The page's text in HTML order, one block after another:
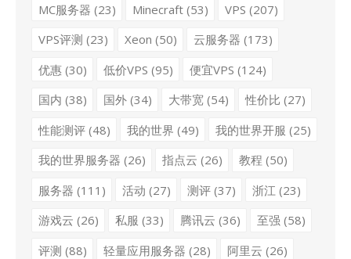
MC服务器 (23) Minecraft(53) VPS (207)
VPS评测 (23) Xeon (50) 云服务器 (173)
优惠(30) 低价VPS (95) 便宜VPS (124)
国内 (38) 国外(34) 大带宽(54) 性价比 (27)
性能测评(48) 我的世界 (49) 我的世界开服 (25)
我的世界服务器 (26) 指点云 (26) 教程 (50)
服务器 (111) 活动 (27) 测评(37) 浙江 (23)
游戏云 (26) 私服 (33) 腾讯云 (36) 至强 (58)
评测 (88) 轻量应用服务器 (28) 阿里云 (26)